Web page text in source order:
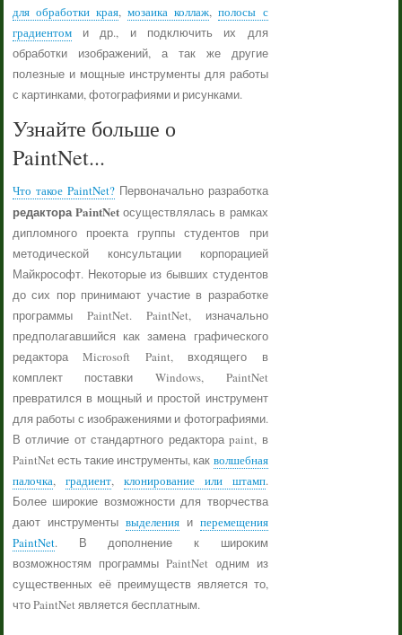
для обработки края,мозаика коллаж,полосы с
градиентоми др., и подключить их для
обработки изображений, а так же другие
полезные и мощные инструменты для работы
с картинками, фотографиями и рисунками.
Узнайте больше о
PaintNet...
Что такое PaintNet?Первоначально разработка
редактора PaintNet осуществлялась в рамках
дипломного проекта группы студентов при
методической консультации корпорацией
Майкрософт. Некоторые из бывших студентов
до сих пор принимают участие в разработке
программы PaintNet. PaintNet, изначально
предполагавшийся как замена графического
редактора Microsoft Paint, входящего в
комплект поставки Windows, PaintNet
превратился в мощный и простой инструмент
для работы с изображениями и фотографиями.
В отличие от стандартного редактора paint, в
PaintNet есть такие инструменты, как волшебная
палочка, градиент, клонирование или штамп.
Более широкие возможности для творчества
дают инструменты выделенияи перемещения
PaintNet. В дополнение к широким
возможностям программы PaintNet одним из
существенных её преимуществ является то,
что PaintNet является бесплатным.